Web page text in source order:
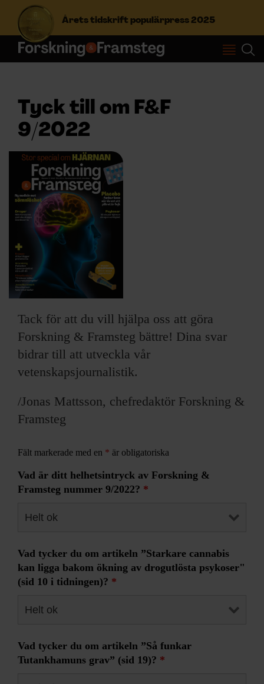
Årets tidskrift populärpress 2025
S
e
f
t
e
r
:
Logga in
NYHETSBREV
ÄMNEN
ARKIV & E-TIDNING
LYSSNA/PODD
EVENEMANG & RESOR
SHOP
SKRIV I F&F
PRENUMERERA PÅ F&F
ANNONSERA I F&F
OM F&F
Tyck till om F&F
9/2022
Tack för att du vill hjälpa oss att göra
Forskning & Framsteg bättre! Dina svar
bidrar till att utveckla vår
vetenskapsjournalistik.
/Jonas Mattsson, chefredaktör Forskning &
Framsteg
Fält markerade med en * är obligatoriska
Vad är ditt helhetsintryck av Forskning &
Framsteg nummer 9/2022? *
Vad tycker du om artikeln ”Starkare cannabis
kan ligga bakom ökning av drogutlösta psykoser"
(sid 10 i tidningen)? *
Vad tycker du om artikeln ”Så funkar
Tutankhamuns grav” (sid 19)? *